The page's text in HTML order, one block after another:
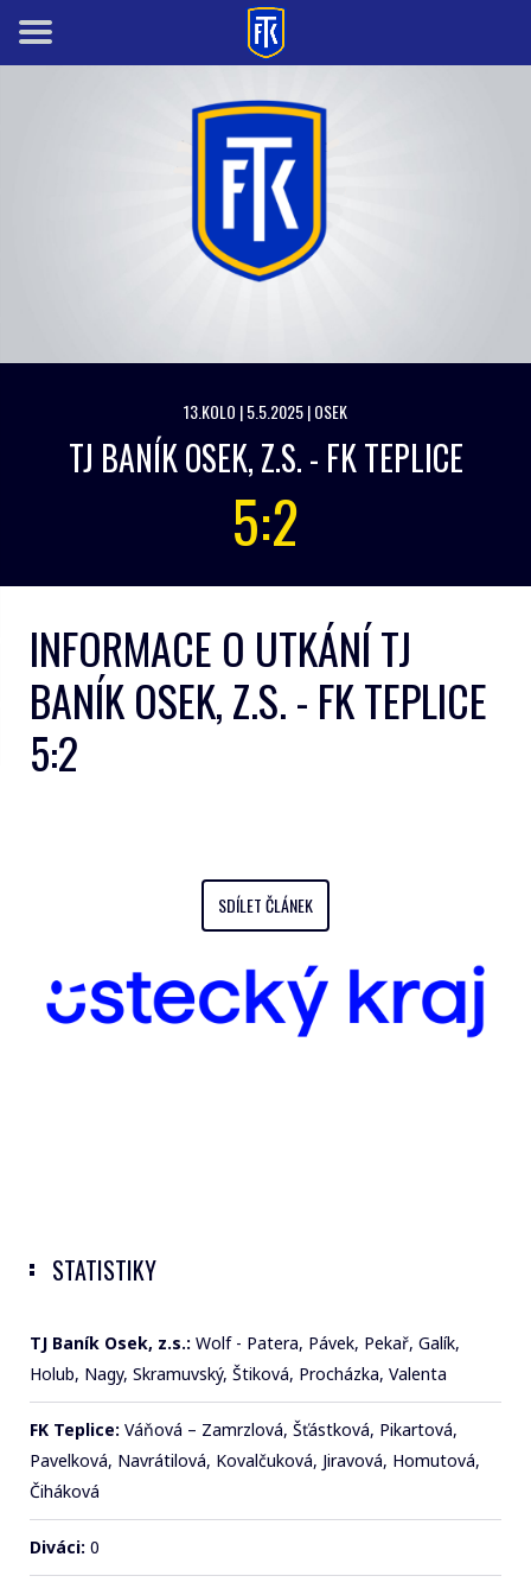
13.KOLO | 5.5.2025 | OSEK
TJ BANÍK OSEK, Z.S. - FK TEPLICE
5:2
INFORMACE O UTKÁNÍ TJ
BANÍK OSEK, Z.S. - FK TEPLICE
5:2
SDÍLET ČLÁNEK
STATISTIKY
TJ Baník Osek, z.s.: Wolf - Patera, Pávek, Pekař, Galík,
Holub, Nagy, Skramuvský, Štiková, Procházka, Valenta
FK Teplice: Váňová – Zamrzlová, Šťástková, Pikartová,
Pavelková, Navrátilová, Kovalčuková, Jiravová, Homutová,
Čiháková
Diváci: 0